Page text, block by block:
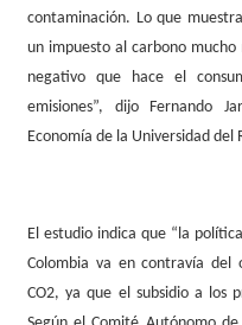
contaminación. Lo que
un impuesto al carbono
negativo que hace el
emisiones”, dijo Fernando
Economía de la Universidad del
El estudio indica que “la
Colombia va en contravía del
CO2, ya que el subsidio a los